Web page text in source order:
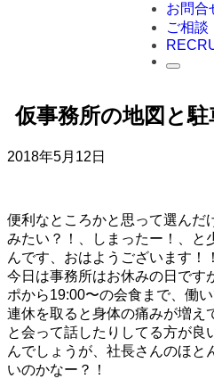
お問合
ご相談
仮事務所の地図と駐
2018年5月12日
便利なところかと思って選んだ
みたい？！、しまったー！、と
んです、おはようございます！！
今日は事務所はお休みの日です
ポから19:00〜の会食まで、働い
連休を取ると身体の痛みが増え
と会って話したりしてる方が良
んでしょうが、社長さんのほと
いのかなー？！